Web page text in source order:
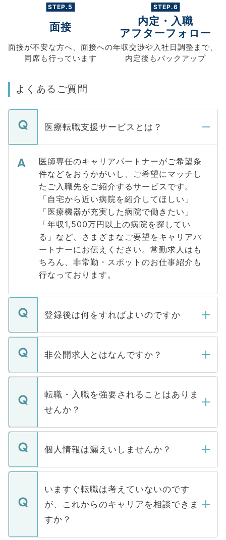
STEP.5
面接
面接が不安な方へ、 面接への
同席も行っています
STEP.6
内定・入職
アフターフォロー
年収交渉や入社日調整まで、
内定後もバックアップ
よくあるご質問
医療転職支援サービスとは？
医師専任のキャリアパートナーがご希望条
件などをおうかがいし、ご希望にマッチし
たご入職先をご紹介するサービスです。
「自宅から近い病院を紹介してほしい」
「医療機器が充実した病院で働きたい」
「年収1,500万円以上の病院を探してい
る」など、さまざまなご要望をキャリアパ
ートナーにお伝えください。常勤求人はも
ちろん、非常勤・スポットのお仕事紹介も
行なっております。
登録後は何をすればよいのですか
ご登録いただきましたら、弊社担当者がご
登録内容を確認し、その後メールもしくは
ます。通常、5営業日以内にはご連絡をせて
いただきますので、しばらくお待ちくださ
非公開求人とはなんですか？
マイナビDOCTORで取り扱っている求人の
うち約3割は、Webサイトからご覧いただ
けない「非公開求人」です。非公開求人は
下記の理由によって、一般には公開してい
ません。
■応募殺到を避けるため 人気のある医療機
関を公にしてしまうと、応募が殺到する場
に、医療機関が求める条件に合った人材の
みを人材紹介会社に依頼するケースが増え
ています。
転職・入職を強要されることはありま
せんか？
転職・入職を強要することは一切ありませ
ん。また、仮に応募先から内定をいただい
定を承諾する必要はありません。内定先へ
の辞退の連絡はキャリアパートナーが行い
個人情報は漏えいしませんか？
個人情報が漏えいすることはありませんの
で、ご安心ください。当サイトからの登録
などで収集したご登録者様の個人情報は、
ご本人のキャリアアップおよび転職活動の
支援を目的に使用いたします。お預かりし
ているすべての個人データはご本人の許可
いますぐ転職は考えていないのです
が、これからのキャリアを相談できま
すか？